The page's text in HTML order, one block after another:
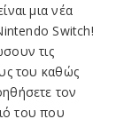
μια νέα
Switch!
τις
του καθώς
τον
του που